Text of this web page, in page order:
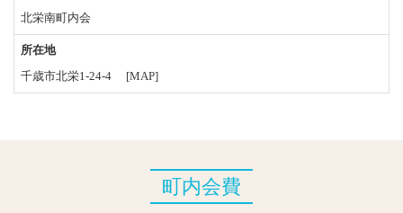
北栄南町内会
所在地
千歳市北栄1-24-4 [MAP]
町内会費